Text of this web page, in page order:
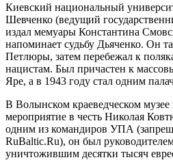
Киевский национальный
Шевченко (ведущий
издал мемуары Константина
напоминает судьбу Дьяченко. Он
Петлюры, затем перебежал к
нацистам. Был причастен к
Яре, а в 1943 году стал одним
В Волынском краеведческом
мероприятие в честь Николая
одним из командиров УПА
RuBaltic.Ru), он был
уничтожившим десятки тысяч